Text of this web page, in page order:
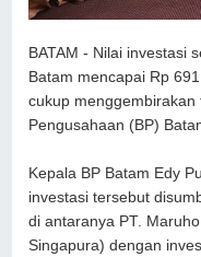
BATAM - Nilai investasi
Batam mencapai Rp
cukup
Pengusahaan (BP)
Kepala BP Batam Edy
investasi tersebut
di antaranya PT.
Singapura) dengan